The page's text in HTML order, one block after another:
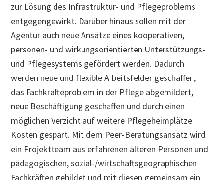
zur Lösung des Infrastruktur- und Pflegeproblems
entgegengewirkt. Darüber hinaus sollen mit der
Agentur auch neue Ansätze eines kooperativen,
personen- und wirkungsorientierten Unterstützungs-
und Pflegesystems gefördert werden. Dadurch
werden neue und flexible Arbeitsfelder geschaffen,
das Fachkräfteproblem in der Pflege abgemildert,
neue Beschäftigung geschaffen und durch einen
möglichen Verzicht auf weitere Pflegeheimplätze
Kosten gespart. Mit dem Peer-Beratungsansatz wird
ein Projektteam aus erfahrenen älteren Personen und
pädagogischen, sozial-/wirtschaftsgeographischen
Fachkräften gebildet und mit diesen gemeinsam ein